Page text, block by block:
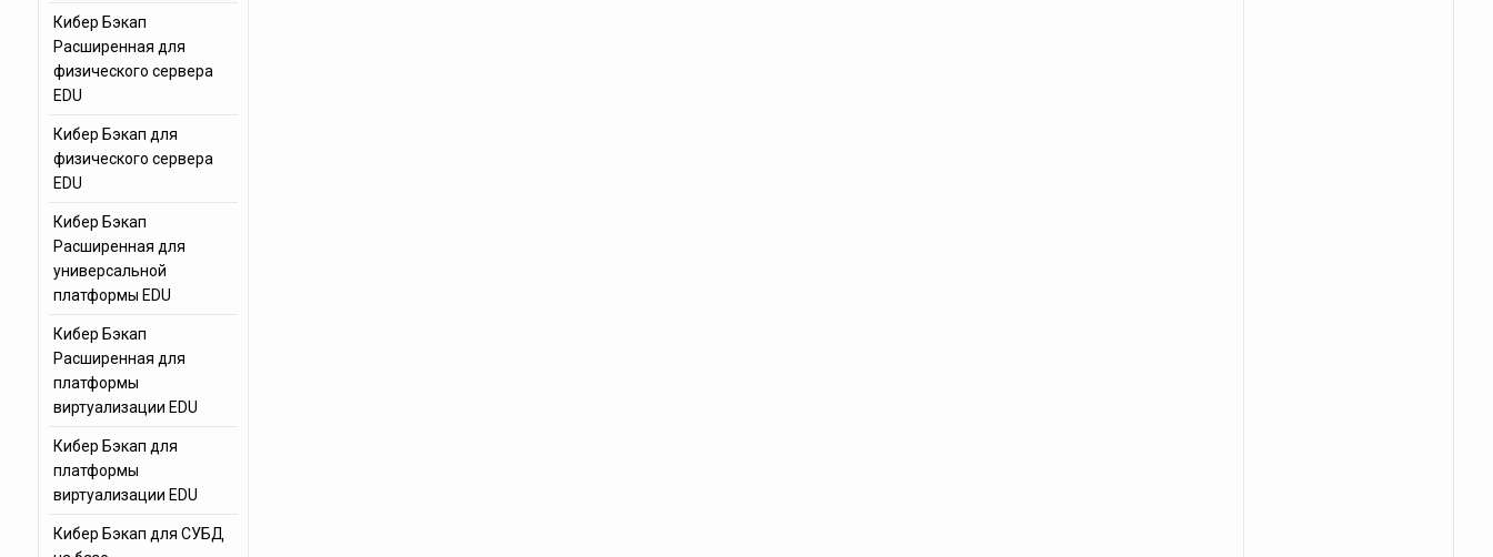
Кибер Бэкап
Расширенная для
физического сервера
EDU
Кибер Бэкап для
физического сервера
EDU
Кибер Бэкап
Расширенная для
универсальной
платформы EDU
Кибер Бэкап
Расширенная для
платформы
виртуализации EDU
Кибер Бэкап для
платформы
виртуализации EDU
Кибер Бэкап для СУБД